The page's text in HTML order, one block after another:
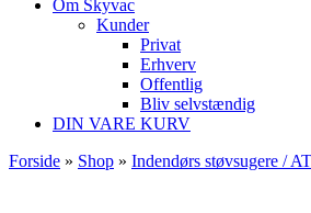
Om Skyvac
Kunder
Privat
Erhverv
Offentlig
Bliv selvstændig
DIN VARE KURV
Forside » Shop » Indendørs støvsugere /